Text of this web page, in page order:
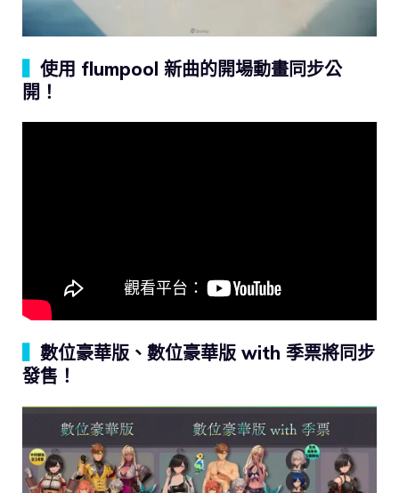
使用 flumpool 新曲的開場動畫同步公
開！
數位豪華版、數位豪華版 with 季票將同步
發售！